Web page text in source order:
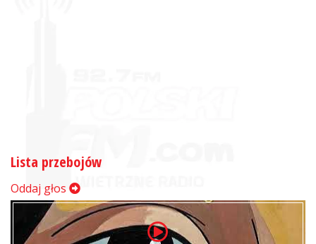
Lista przebojów
Oddaj głos